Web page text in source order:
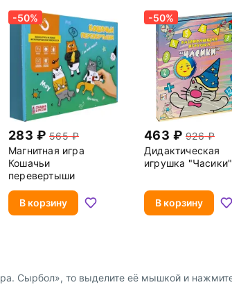
-50%
283
565
Магнитная игра
Кошачьи
перевертыши
В корзину
-50%
463
926
Дидактическая
игрушка "Часики"
В корзину
Сырбол», то выделите её мышкой и